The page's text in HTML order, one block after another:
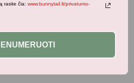
rasite čia: www.bunnytail.lt/privatumo-